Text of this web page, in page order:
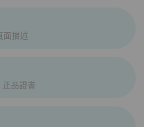
檢驗流程介紹
面描述
正品證書